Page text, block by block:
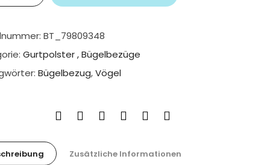
BT_79809348
Gurtpolster , Bügelbezüge
Bügelbezug,Vögel
Zusätzliche Informationen